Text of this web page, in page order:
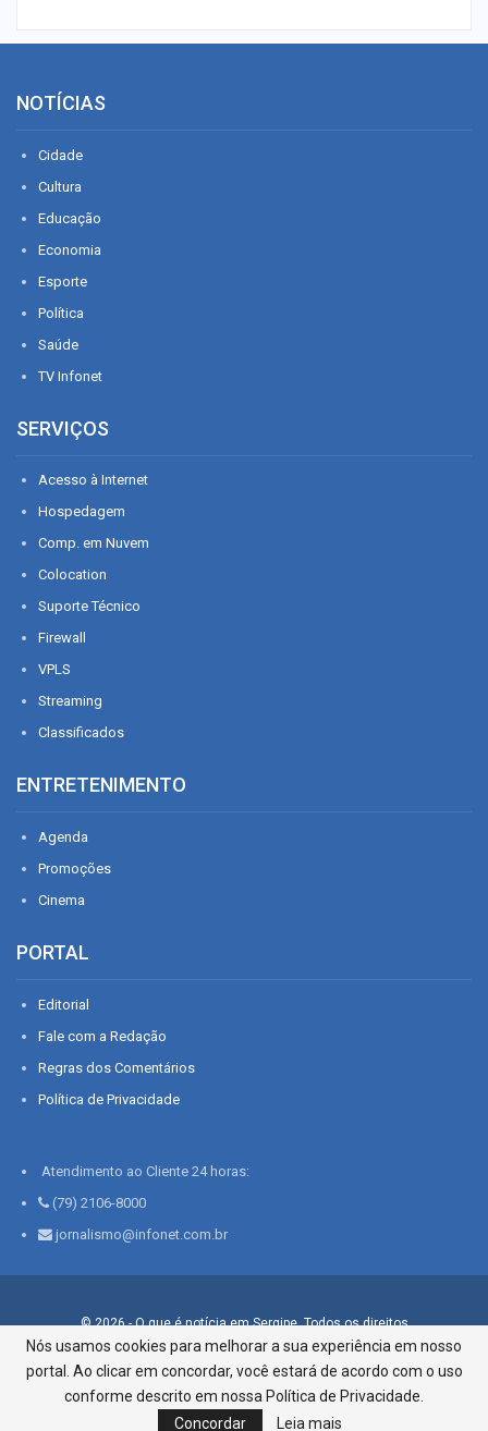
NOTÍCIAS
Cidade
Cultura
Educação
Economia
Esporte
Política
Saúde
TV Infonet
SERVIÇOS
Acesso à Internet
Hospedagem
Comp. em Nuvem
Colocation
Suporte Técnico
Firewall
VPLS
Streaming
Classificados
ENTRETENIMENTO
Agenda
Promoções
Cinema
PORTAL
Editorial
Fale com a Redação
Regras dos Comentários
Política de Privacidade
Atendimento ao Cliente 24 horas:
(79) 2106-8000
jornalismo@infonet.com.br
© 2026 - O que é notícia em Sergipe. Todos os direitos
reservados.
Infonet - Rua Monsenhor Silveira 276, Bairro São José |
Aracaju-SE, CEP 49015-030, Fone: 79.2106.8000 - CI Centro de
Informações LTDA
Nós usamos cookies para melhorar a sua experiência em nosso
portal. Ao clicar em concordar, você estará de acordo com o uso
conforme descrito em nossa Política de Privacidade.
Concordar
Leia mais